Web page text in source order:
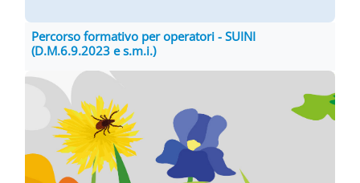
Percorso formativo per operatori - SUINI
(D.M.6.9.2023 e s.m.i.)